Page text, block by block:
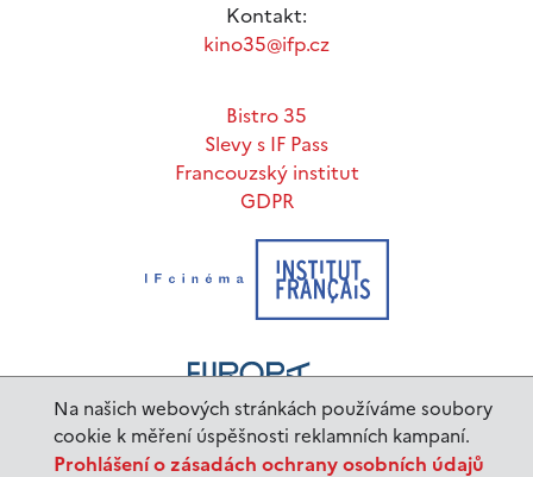
Na našich webových stránkách používáme soubory
cookie k měření úspěšnosti reklamních kampaní.
Prohlášení o zásadách ochrany osobních údajů
Kontakt:
kino35@ifp.cz
Bistro 35
Slevy s IF Pass
Francouzský institut
GDPR